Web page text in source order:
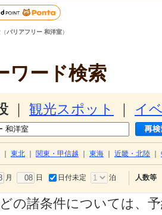
バリアフリー 和洋室）
ワード検索
観光スポット イ
東北 関東・甲信越 東海 近畿・北陸
月 日 日付未定 泊 人数等
の諸条件については、